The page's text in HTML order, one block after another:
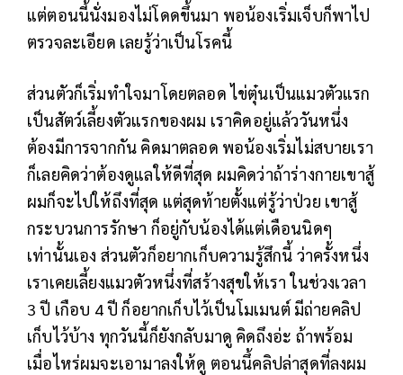
แต่ตอนนี้นั่งมองไม่โดดขึ้นมา พอน้องเริ่มเจ็บก็พาไป
ตรวจละเอียด เลยรู้ว่าเป็นโรคนี้
ส่วนตัวก็เริ่มทำใจมาโดยตลอด ไข่ตุ๋นเป็นแมวตัวแรก
เป็นสัตว์เลี้ยงตัวแรกของผม เราคิดอยู่แล้ววันหนึ่ง
ต้องมีการจากกัน คิดมาตลอด พอน้องเริ่มไม่สบายเรา
ก็เลยคิดว่าต้องดูแลให้ดีที่สุด ผมคิดว่าถ้าร่างกายเขาสู้
ผมก็จะไปให้ถึงที่สุด แต่สุดท้ายตั้งแต่รู้ว่าป่วย เขาสู้
กระบวนการรักษา ก็อยู่กับน้องได้แต่เดือนนิดๆ
เท่านั้นเอง ส่วนตัวก็อยากเก็บความรู้สึกนี้ ว่าครั้งหนึ่ง
เราเคยเลี้ยงแมวตัวหนึ่งที่สร้างสุขให้เรา ในช่วงเวลา
3 ปี เกือบ 4 ปี ก็อยากเก็บไว้เป็นโมเมนต์ มีถ่ายคลิป
เก็บไว้บ้าง ทุกวันนี้ก็ยังกลับมาดู คิดถึงอ่ะ ถ้าพร้อม
เมื่อไหร่ผมจะเอามาลงให้ดู ตอนนึ้คลิปล่าสุดที่ลงผม